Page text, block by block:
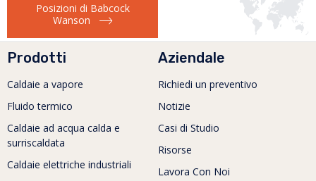
Posizioni di Babcock
Wanson
Prodotti
Caldaie a vapore
Fluido termico
Caldaie ad acqua calda e
surriscaldata
Caldaie elettriche industriali
Aziendale
Richiedi un preventivo
Notizie
Casi di Studio
Risorse
Lavora Con Noi